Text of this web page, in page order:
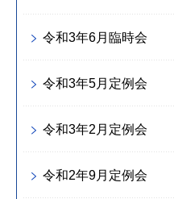
令和3年6月臨時会
令和3年5月定例会
令和3年2月定例会
令和2年9月定例会